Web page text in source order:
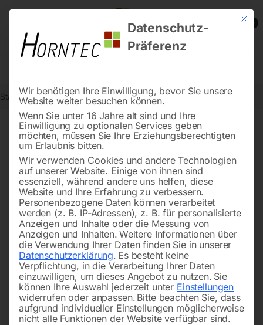
0
Start Werkstatttechnik Hebetechnik Elektroseilwinde ESW 500
Mit
Datenschutz-
Präferenz
Wir benötigen Ihre Einwilligung, bevor Sie unsere
Website weiter besuchen können.
Wenn Sie unter 16 Jahre alt sind und Ihre
Einwilligung zu optionalen Services geben
möchten, müssen Sie Ihre Erziehungsberechtigten
um Erlaubnis bitten.
Wir verwenden Cookies und andere Technologien
auf unserer Website. Einige von ihnen sind
essenziell, während andere uns helfen, diese
Website und Ihre Erfahrung zu verbessern.
Personenbezogene Daten können verarbeitet
werden (z. B. IP-Adressen), z. B. für personalisierte
Anzeigen und Inhalte oder die Messung von
Anzeigen und Inhalten. Weitere Informationen über
die Verwendung Ihrer Daten finden Sie in unserer
Datenschutzerklärung. Es besteht keine
Verpflichtung, in die Verarbeitung Ihrer Daten
einzuwilligen, um dieses Angebot zu nutzen. Sie
können Ihre Auswahl jederzeit unter Einstellungen
widerrufen oder anpassen. Bitte beachten Sie, dass
aufgrund individueller Einstellungen möglicherweise
nicht alle Funktionen der Website verfügbar sind.